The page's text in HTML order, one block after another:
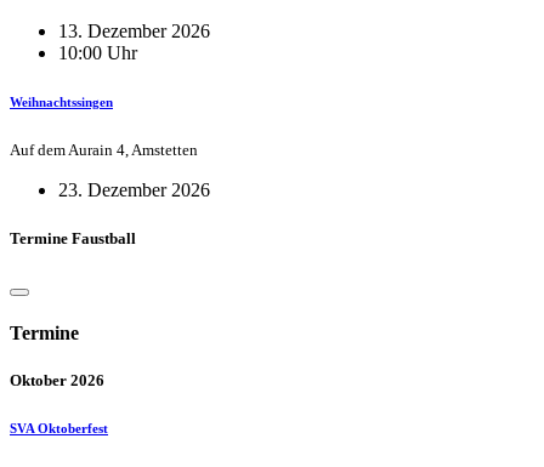
13. Dezember 2026
10:00 Uhr
Weihnachtssingen
Auf dem Aurain 4, Amstetten
23. Dezember 2026
Termine Faustball
Termine
Oktober 2026
SVA Oktoberfest